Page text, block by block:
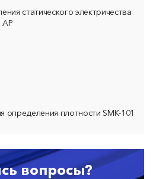
статического электричества
AP
определения плотности SMK-101
вопросы?